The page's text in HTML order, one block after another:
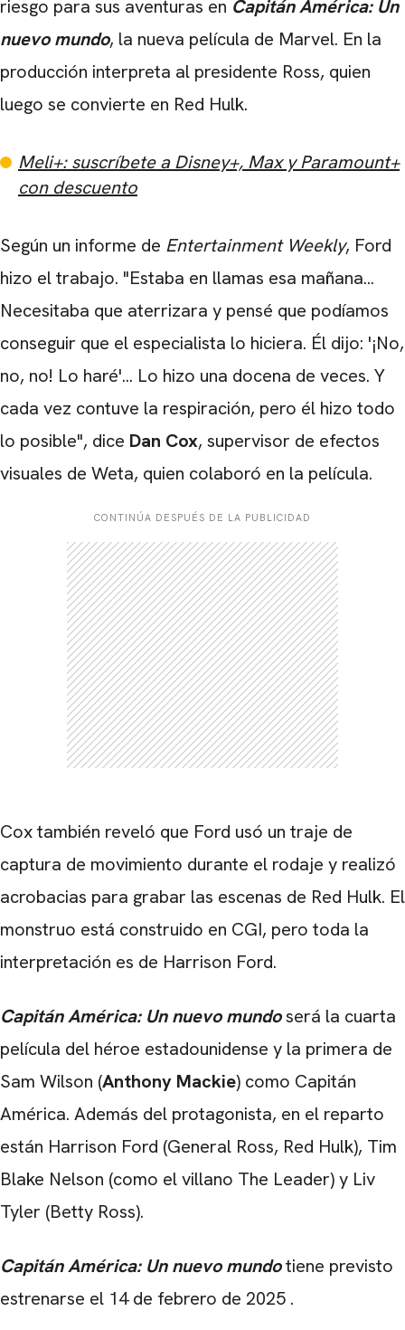
riesgo para sus aventuras en Capitán América: Un
nuevo mundo, la nueva película de Marvel. En la
producción interpreta al presidente Ross, quien
luego se convierte en Red Hulk.
Meli+: suscríbete a Disney+, Max y Paramount+
con descuento
Según un informe de Entertainment Weekly, Ford
hizo el trabajo. "Estaba en llamas esa mañana...
Necesitaba que aterrizara y pensé que podíamos
conseguir que el especialista lo hiciera. Él dijo: '¡No,
no, no! Lo haré'... Lo hizo una docena de veces. Y
cada vez contuve la respiración, pero él hizo todo
lo posible", dice Dan Cox, supervisor de efectos
visuales de Weta, quien colaboró ​​en la película.
CONTINÚA DESPUÉS DE LA PUBLICIDAD
Cox también reveló que Ford usó un traje de
captura de movimiento durante el rodaje y realizó
acrobacias para grabar las escenas de Red Hulk. El
monstruo está construido en CGI, pero toda la
interpretación es de Harrison Ford.
Capitán América: Un nuevo mundoserá la cuarta
película del héroe estadounidense y la primera de
Sam Wilson (Anthony Mackie) como Capitán
América. Además del protagonista, en el reparto
están Harrison Ford (General Ross, Red Hulk), Tim
Blake Nelson (como el villano The Leader) y Liv
Tyler (Betty Ross).
Capitán América: Un nuevo mundotiene previsto
estrenarse el 14 de febrero de 2025 .
CARREGANDO PUBLICIDADE